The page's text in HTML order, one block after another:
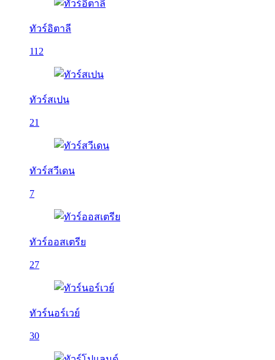
ทัวร์อิตาลี
112
ทัวร์สเปน
21
ทัวร์สวีเดน
7
ทัวร์ออสเตรีย
27
ทัวร์นอร์เวย์
30